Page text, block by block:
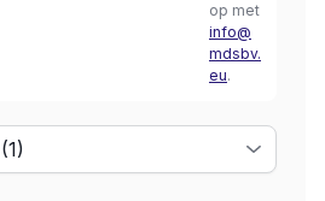
op met
info@
mdsbv.
eu.